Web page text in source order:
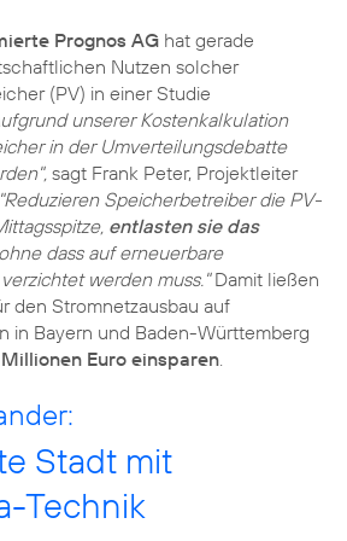
Prognos AG hat gerade
Nutzen solcher
(PV) in einer Studie
unserer Kostenkalkulation
in der Umverteilungsdebatte
sagt Frank Peter, Projektleiter
"Reduzieren Speicherbetreiber die PV-
entlasten sie das
, ohne dass auf erneuerbare
werden muss."Damit ließen
den Stromnetzausbau auf
in Bayern und Baden-Württemberg
Euro einsparen
Stadt mit
Technik